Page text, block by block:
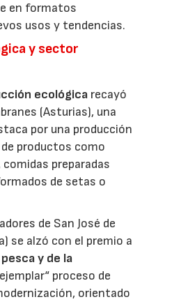
en formatos
usos y tendencias.
y sector
ecológica recayó
(Asturias), una
por una producción
productos como
preparadas
de setas o
de San José de
se alzó con el premio a
y de la
proceso de
orientado